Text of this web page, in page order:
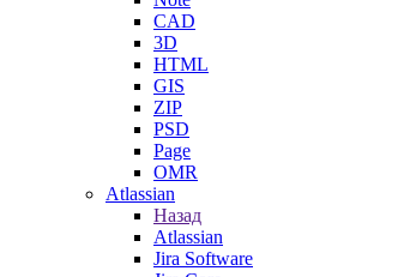
CAD
3D
HTML
GIS
ZIP
PSD
Page
OMR
Atlassian
Назад
Atlassian
Jira Software